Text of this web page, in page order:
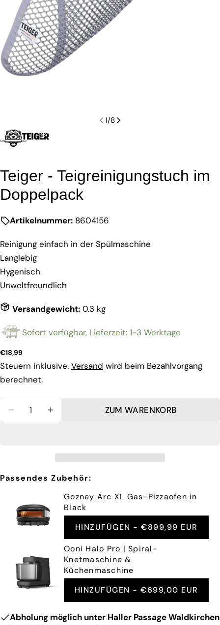
1/8
Teiger - Teigreinigungstuch im
Doppelpack
Artikelnummer: 8604156
Reinigung einfach in der Spülmaschine
Langlebig
Hygenisch
Unweltfreundlich
Versandgewicht: 0.3 kg
Sofort verfügbar, Lieferzeit: 1-3 Werktage
Regulärer
Preis
€18,99
Steuern inklusive. Versand wird beim Bezahlvorgang
berechnet.
MENGE FÜR TEIGER - TEIGREINIGUNGSTUCH IM
MENGE FÜR TEIGER -
ZUM WARENKORB
Passendes Zubehör:
Gozney Arc XL Gas-Pizzaofen in
Black
HINZUFÜGEN - €899,99 EUR
Ooni Halo Pro | Spiral-
Knetmaschine &
Küchenmaschine
HINZUFÜGEN - €699,00 EUR
Abholung möglich unter Haller Passage Waldkirchen
Teilen Sie dieses Produkt
Stelle eine Frage
Name
Deine
Dein
Die mit * gekennzeichneten Felder sind
Pflichtfelder.
FRAGE SENDEN